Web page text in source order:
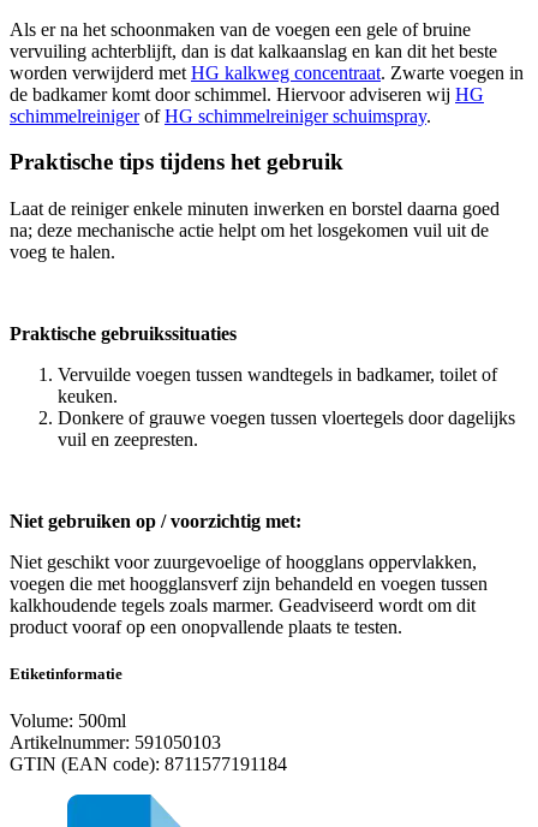
Als er na het schoonmaken van de voegen een gele of bruine
vervuiling achterblijft, dan is dat kalkaanslag en kan dit het beste
worden verwijderd met HG kalkweg concentraat. Zwarte voegen in
de badkamer komt door schimmel. Hiervoor adviseren wij HG
schimmelreinigerofHG schimmelreiniger schuimspray.
Praktische tips tijdens het gebruik
Laat de reiniger enkele minuten inwerken en borstel daarna goed
na; deze mechanische actie helpt om het losgekomen vuil uit de
voeg te halen.
Praktische gebruikssituaties
Vervuilde voegen tussen wandtegels in badkamer, toilet of
keuken.
Donkere of grauwe voegen tussen vloertegels door dagelijks
vuil en zeepresten.
Niet gebruiken op / voorzichtig met:
Niet geschikt voor zuurgevoelige of hoogglans oppervlakken,
voegen die met hoogglansverf zijn behandeld en voegen tussen
kalkhoudende tegels zoals marmer. Geadviseerd wordt om dit
product vooraf op een onopvallende plaats te testen.
Etiketinformatie
Volume: 500ml
Artikelnummer: 591050103
GTIN (EAN code): 8711577191184